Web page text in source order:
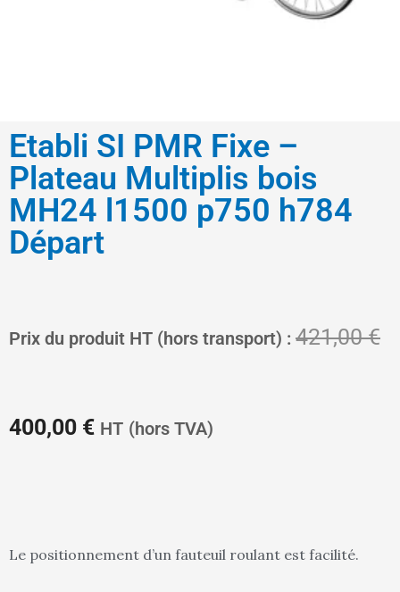
Etabli SI PMR Fixe –
Plateau Multiplis bois
MH24 l1500 p750 h784
Départ
Prix du produit HT (hors transport) : 421,00€
400,00 €
Le
prix
HT (hors TVA)
Le positionnement d’un fauteuil roulant est facilité.